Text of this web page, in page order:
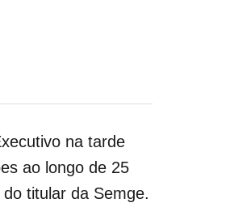
na tarde
ao longo de 25
titular da Semge.